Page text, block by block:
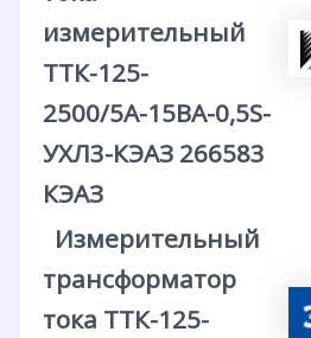
измерительный
ТТК-125-
2500/5А-15ВА-0,5S-
УХЛ3-КЭАЗ 266583
КЭАЗ
Измерительный
трансформатор
тока ТТК-125-